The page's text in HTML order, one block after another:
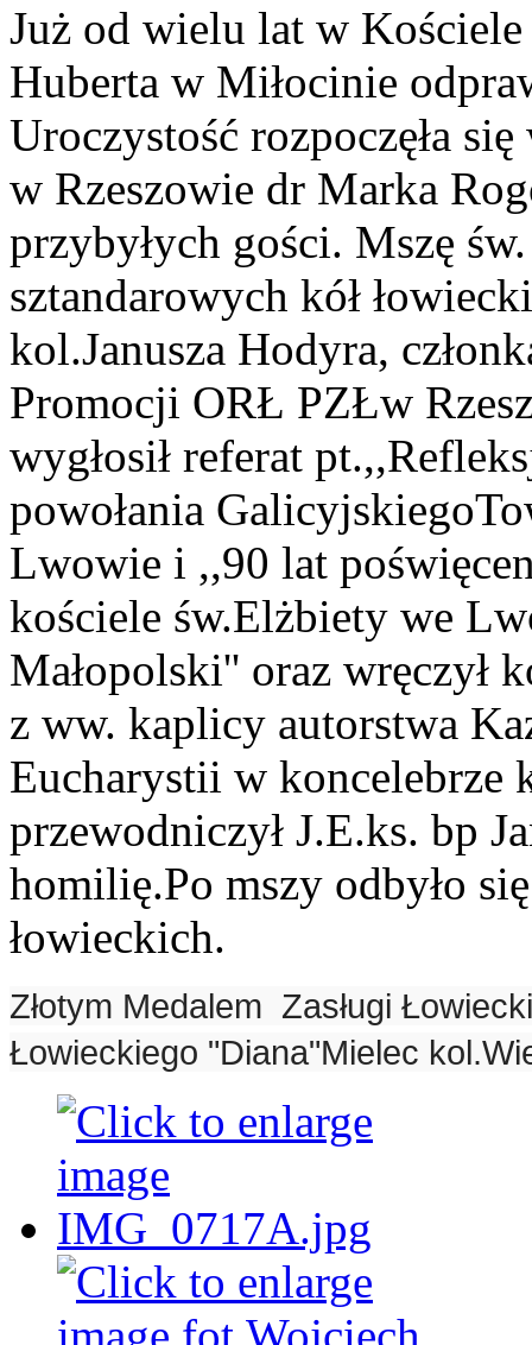
Już od wielu lat w
Huberta w Miłocinie
Uroczystość rozpoczęła
w Rzeszowie dr Marka
przybyłych gości. Mszę
sztandarowych kół
kol.Janusza Hodyra,
Promocji ORŁ PZŁw
wygłosił referat
powołania
Lwowie i ,,90 lat
kościele św.Elżbiety we
Małopolski'' oraz wręczył
z ww. kaplicy autorstwa
Eucharystii w koncelebrze
przewodniczył J.E.ks. bp
homilię.Po mszy odbyło
łowieckich.
Złotym Medalem Zasługi
Łowieckiego "Diana"Mielec